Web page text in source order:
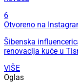
6
Otvoreno na
Šibenska
renovacija kuće u
VIŠE
Oglas